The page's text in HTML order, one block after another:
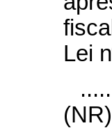
Lei
(NR)